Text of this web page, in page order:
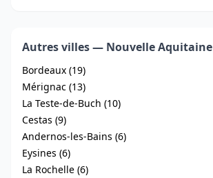
Autres villes — Nouvelle Aquitaine
Bordeaux (19)
Mérignac (13)
La Teste-de-Buch (10)
Cestas (9)
Andernos-les-Bains (6)
Eysines (6)
La Rochelle (6)